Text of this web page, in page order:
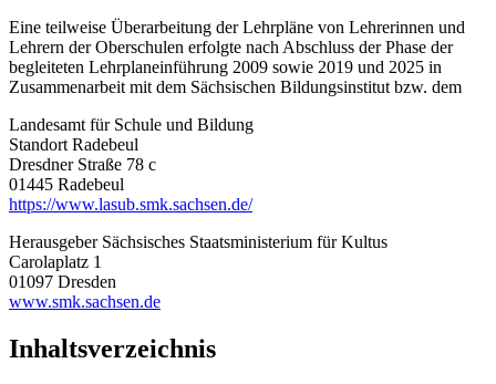
Eine teilweise Überarbeitung der Lehrpläne von Lehrerinnen und
Lehrern der Oberschulen erfolgte nach Abschluss der Phase der
begleiteten Lehrplaneinführung 2009 sowie 2019 und 2025 in
Zusammenarbeit mit dem Sächsischen Bildungsinstitut bzw. dem
Landesamt für Schule und Bildung
Standort Radebeul
Dresdner Straße 78 c
01445 Radebeul
https://www.lasub.smk.sachsen.de/
Herausgeber Sächsisches Staatsministerium für Kultus
Carolaplatz 1
01097 Dresden
www.smk.sachsen.de
Inhaltsverzeichnis